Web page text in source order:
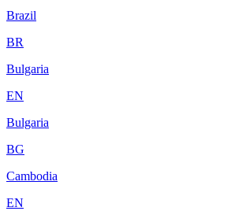
Brazil
BR
Bulgaria
EN
Bulgaria
BG
Cambodia
EN